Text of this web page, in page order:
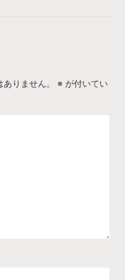
りません。 ※ が付いてい